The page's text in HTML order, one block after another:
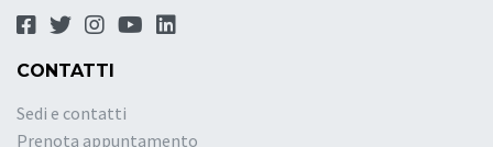
CONTATTI
Sedi e contatti
Prenota appuntamento